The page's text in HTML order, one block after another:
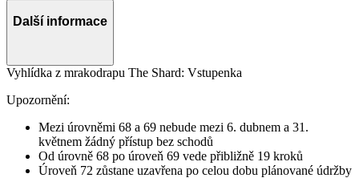
Další informace
Vyhlídka z mrakodrapu The Shard: Vstupenka
Upozornění:
Mezi úrovněmi 68 a 69 nebude mezi 6. dubnem a 31.
květnem žádný přístup bez schodů
Od úrovně 68 po úroveň 69 vede přibližně 19 kroků
Úroveň 72 zůstane uzavřena po celou dobu plánované údržby